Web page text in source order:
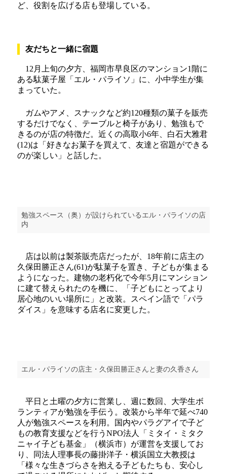
ど、役割を広げる店も登場している。
友だちと一緒に宿題
12月上旬の夕方、福岡市早良区のマンション1階に
ある駄菓子屋「エル・パライソ」に、小中学生が集
まっていた。
ガムやアメ、スナックなど約120種類の菓子を販売
するだけでなく、テーブルと椅子があり、勉強もで
きるのが店の特徴だ。近くの高取小6年、白石大雅君
(12)は「好きなお菓子を買えて、友達と宿題ができる
のが楽しい」と話した。
勉強スペース（奥）が設けられているエル・パライソの店
内
店は以前は製茶販売店だったが、18年前に店主の
久保田勝正さん(61)が駄菓子を置き、子どもが集まる
ようになった。建物の老朽化で今年5月にマンション
に建て替えられたのを機に、「子どもにとってより
居心地のいい場所に」と改装。スペイン語で「パラ
ダイス」を意味する店名に変更した。
エル・パライソの店主・久保田勝正さんと妻の久香さん
平日と土曜の夕方に営業し、週に数回、大学生ボ
ランティアが勉強を手伝う。改装から半年で延べ740
人が勉強スペースを利用。国内やパラグアイで子ど
もの教育支援などを行うNPO法人「ミタイ・ミタク
ニャイ子ども基金」（横浜市）が運営を支援してお
り、同法人理事長の藤掛洋子・横浜国立大教授は
「様々な生きづらさを抱える子どもたちも、安心し